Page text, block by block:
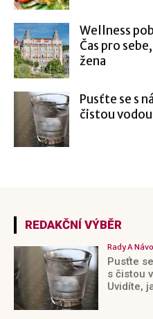
Wellness
Čas pro
žena
Pusťte se s
čistou
REDAKČNÍ VÝBĚR
Rady A
Pusťte
s čistou
Uvidíte,